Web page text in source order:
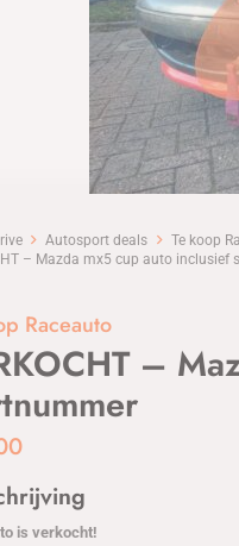
Autosport deals
Te koop
– Mazda mx5 cup auto inclusief
Raceauto
–
is verkocht!